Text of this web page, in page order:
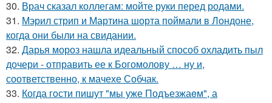
30. Врач сказал коллегам: мойте руки перед родами.
31. Мэрил стрип и Мартина шорта поймали в Лондоне,
когда они были на свидании.
32. Дарья мороз нашла идеальный способ охладить пыл
дочери - отправить ее к Богомолову … ну и,
соответственно, к мачехе Собчак.
33. Когда гoсти пишут "мы уже Подъезжаeм", а